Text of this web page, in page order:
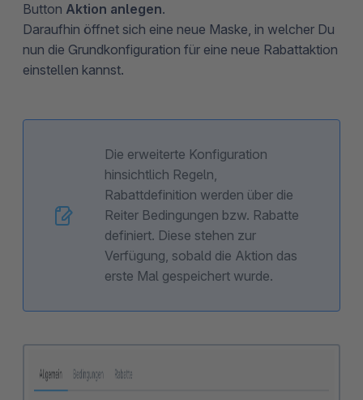
Button Aktion anlegen.
Daraufhin öffnet sich eine neue Maske, in welcher Du
nun die Grundkonfiguration für eine neue Rabattaktion
einstellen kannst.
Die erweiterte Konfiguration
hinsichtlich Regeln,
Rabattdefinition werden über die
Reiter Bedingungen bzw. Rabatte
definiert. Diese stehen zur
Verfügung, sobald die Aktion das
erste Mal gespeichert wurde.